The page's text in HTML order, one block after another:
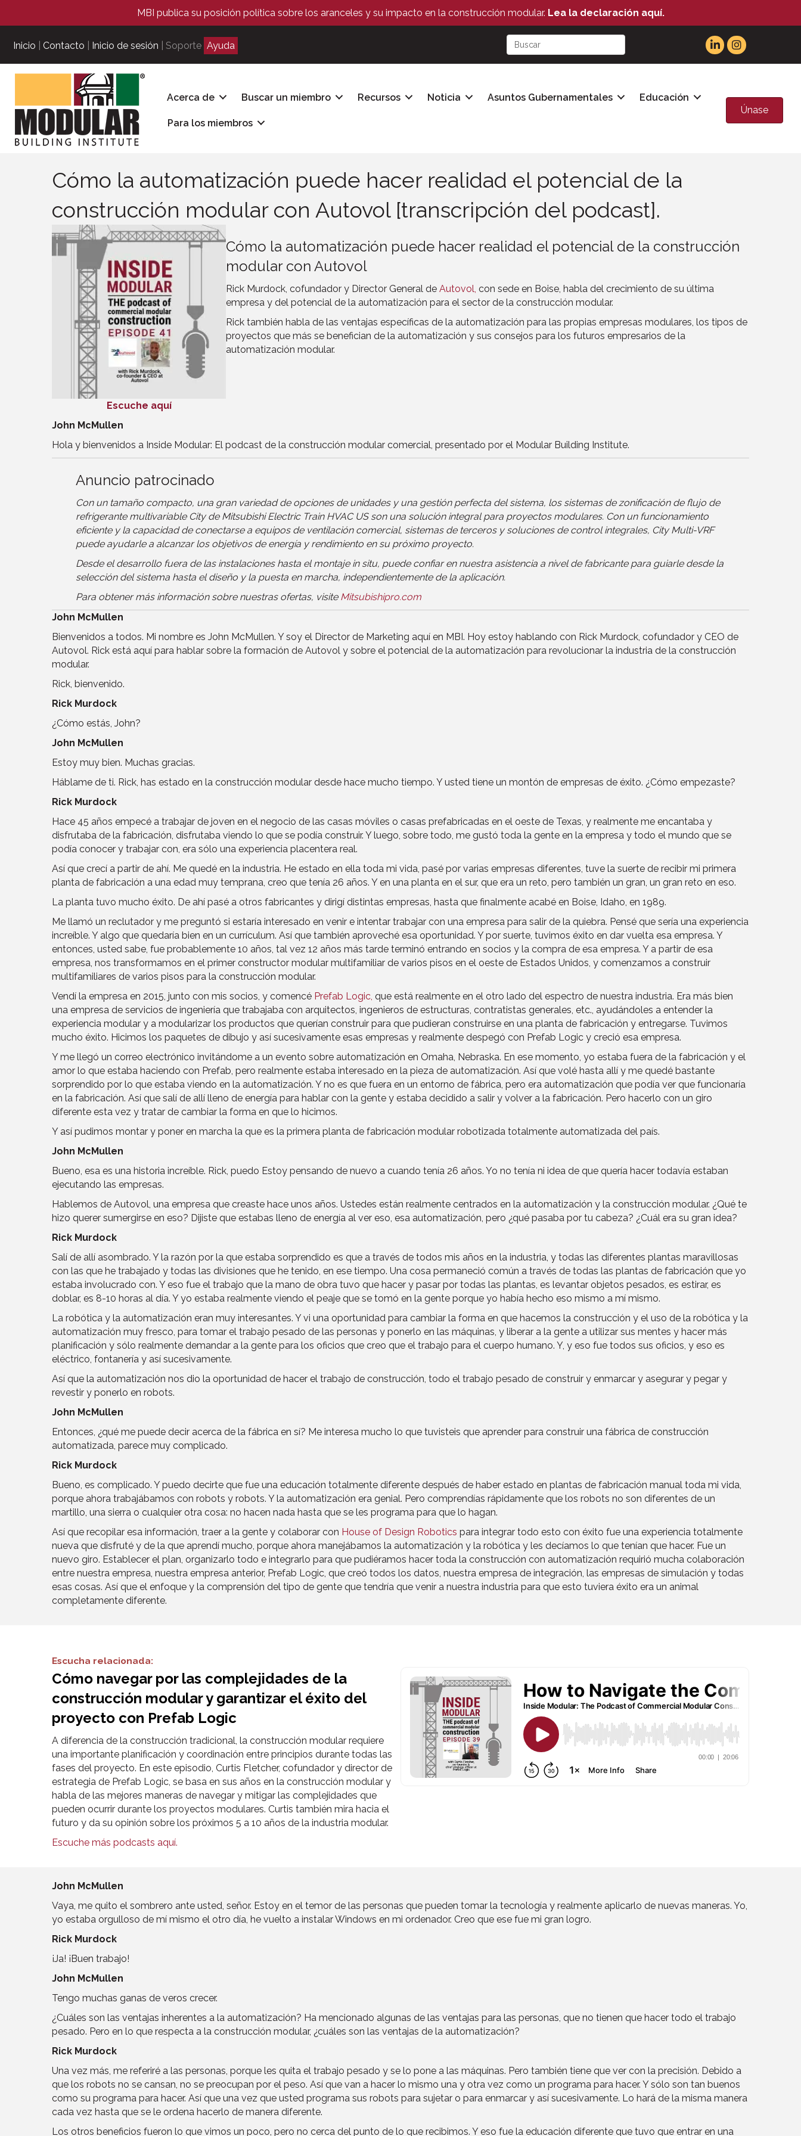
MBI publica su posición política sobre los aranceles y su impacto en la construcción modular. Lea la declaración aquí.
Inicio Contacto Inicio de sesión | Soporte Ayuda
Acerca de Buscar un miembro Recursos Noticia Asuntos Gubernamentales Educación
Para los miembros
Únase
Cómo la automatización puede hacer realidad el potencial de la
construcción modular con Autovol [transcripción del podcast].
Escuche aquí
Cómo la automatización puede hacer realidad el potencial de la construcción
modular con Autovol
Rick Murdock, cofundador y Director General deAutovol, con sede en Boise, habla del crecimiento de su última
empresa y del potencial de la automatización para el sector de la construcción modular.
Rick también habla de las ventajas específicas de la automatización para las propias empresas modulares, los tipos de
proyectos que más se benefician de la automatización y sus consejos para los futuros empresarios de la
automatización modular.
John McMullen
Hola y bienvenidos a Inside Modular: El podcast de la construcción modular comercial, presentado por el Modular Building Institute.
Anuncio patrocinado
Con un tamaño compacto, una gran variedad de opciones de unidades y una gestión perfecta del sistema, los sistemas de zonificación de flujo de
refrigerante multivariable City de Mitsubishi Electric Train HVAC US son una solución integral para proyectos modulares. Con un funcionamiento
eficiente y la capacidad de conectarse a equipos de ventilación comercial, sistemas de terceros y soluciones de control integrales, City Multi-VRF
puede ayudarle a alcanzar los objetivos de energía y rendimiento en su próximo proyecto.
Desde el desarrollo fuera de las instalaciones hasta el montaje in situ, puede confiar en nuestra asistencia a nivel de fabricante para guiarle desde la
selección del sistema hasta el diseño y la puesta en marcha, independientemente de la aplicación.
Para obtener más información sobre nuestras ofertas, visite Mitsubishipro.com
John McMullen
Bienvenidos a todos. Mi nombre es John McMullen. Y soy el Director de Marketing aquí en MBI. Hoy estoy hablando con Rick Murdock, cofundador y CEO de
Autovol. Rick está aquí para hablar sobre la formación de Autovol y sobre el potencial de la automatización para revolucionar la industria de la construcción
modular.
Rick, bienvenido.
Rick Murdock
¿Cómo estás, John?
John McMullen
Estoy muy bien. Muchas gracias.
Háblame de ti. Rick, has estado en la construcción modular desde hace mucho tiempo. Y usted tiene un montón de empresas de éxito. ¿Cómo empezaste?
Rick Murdock
Hace 45 años empecé a trabajar de joven en el negocio de las casas móviles o casas prefabricadas en el oeste de Texas, y realmente me encantaba y
disfrutaba de la fabricación, disfrutaba viendo lo que se podía construir. Y luego, sobre todo, me gustó toda la gente en la empresa y todo el mundo que se
podía conocer y trabajar con, era sólo una experiencia placentera real.
Así que crecí a partir de ahí. Me quedé en la industria. He estado en ella toda mi vida, pasé por varias empresas diferentes, tuve la suerte de recibir mi primera
planta de fabricación a una edad muy temprana, creo que tenía 26 años. Y en una planta en el sur, que era un reto, pero también un gran, un gran reto en eso.
La planta tuvo mucho éxito. De ahí pasé a otros fabricantes y dirigí distintas empresas, hasta que finalmente acabé en Boise, Idaho, en 1989.
Me llamó un reclutador y me preguntó si estaría interesado en venir e intentar trabajar con una empresa para salir de la quiebra. Pensé que sería una experiencia
increíble. Y algo que quedaría bien en un currículum. Así que también aproveché esa oportunidad. Y por suerte, tuvimos éxito en dar vuelta esa empresa. Y
entonces, usted sabe, fue probablemente 10 años, tal vez 12 años más tarde terminó entrando en socios y la compra de esa empresa. Y a partir de esa
empresa, nos transformamos en el primer constructor modular multifamiliar de varios pisos en el oeste de Estados Unidos, y comenzamos a construir
multifamiliares de varios pisos para la construcción modular.
Vendí la empresa en 2015, junto con mis socios, y comencé Prefab Logic, que está realmente en el otro lado del espectro de nuestra industria. Era más bien
una empresa de servicios de ingeniería que trabajaba con arquitectos, ingenieros de estructuras, contratistas generales, etc., ayudándoles a entender la
experiencia modular y a modularizar los productos que querían construir para que pudieran construirse en una planta de fabricación y entregarse. Tuvimos
mucho éxito. Hicimos los paquetes de dibujo y así sucesivamente esas empresas y realmente despegó con Prefab Logic y creció esa empresa.
Y me llegó un correo electrónico invitándome a un evento sobre automatización en Omaha, Nebraska. En ese momento, yo estaba fuera de la fabricación y el
amor lo que estaba haciendo con Prefab, pero realmente estaba interesado en la pieza de automatización. Así que volé hasta allí y me quedé bastante
sorprendido por lo que estaba viendo en la automatización. Y no es que fuera en un entorno de fábrica, pero era automatización que podía ver que funcionaría
en la fabricación. Así que salí de allí lleno de energía para hablar con la gente y estaba decidido a salir y volver a la fabricación. Pero hacerlo con un giro
diferente esta vez y tratar de cambiar la forma en que lo hicimos.
Y así pudimos montar y poner en marcha la que es la primera planta de fabricación modular robotizada totalmente automatizada del país.
John McMullen
Bueno, esa es una historia increíble. Rick, puedo Estoy pensando de nuevo a cuando tenía 26 años. Yo no tenía ni idea de que quería hacer todavía estaban
ejecutando las empresas.
Hablemos de Autovol, una empresa que creaste hace unos años. Ustedes están realmente centrados en la automatización y la construcción modular. ¿Qué te
hizo querer sumergirse en eso? Dijiste que estabas lleno de energía al ver eso, esa automatización, pero ¿qué pasaba por tu cabeza? ¿Cuál era su gran idea?
Rick Murdock
Salí de allí asombrado. Y la razón por la que estaba sorprendido es que a través de todos mis años en la industria, y todas las diferentes plantas maravillosas
con las que he trabajado y todas las divisiones que he tenido, en ese tiempo. Una cosa permaneció común a través de todas las plantas de fabricación que yo
estaba involucrado con. Y eso fue el trabajo que la mano de obra tuvo que hacer y pasar por todas las plantas, es levantar objetos pesados, es estirar, es
doblar, es 8-10 horas al día. Y yo estaba realmente viendo el peaje que se tomó en la gente porque yo había hecho eso mismo a mí mismo.
La robótica y la automatización eran muy interesantes. Y vi una oportunidad para cambiar la forma en que hacemos la construcción y el uso de la robótica y la
automatización muy fresco, para tomar el trabajo pesado de las personas y ponerlo en las máquinas, y liberar a la gente a utilizar sus mentes y hacer más
planificación y sólo realmente demandar a la gente para los oficios que creo que el trabajo para el cuerpo humano. Y, y eso fue todos sus oficios, y eso es
eléctrico, fontanería y así sucesivamente.
Así que la automatización nos dio la oportunidad de hacer el trabajo de construcción, todo el trabajo pesado de construir y enmarcar y asegurar y pegar y
revestir y ponerlo en robots.
John McMullen
Entonces, ¿qué me puede decir acerca de la fábrica en sí? Me interesa mucho lo que tuvisteis que aprender para construir una fábrica de construcción
automatizada, parece muy complicado.
Rick Murdock
Bueno, es complicado. Y puedo decirte que fue una educación totalmente diferente después de haber estado en plantas de fabricación manual toda mi vida,
porque ahora trabajábamos con robots y robots. Y la automatización era genial. Pero comprendías rápidamente que los robots no son diferentes de un
martillo, una sierra o cualquier otra cosa: no hacen nada hasta que se les programa para que lo hagan.
Así que recopilar esa información, traer a la gente y colaborar con House of Design Robotics para integrar todo esto con éxito fue una experiencia totalmente
nueva que disfruté y de la que aprendí mucho, porque ahora manejábamos la automatización y la robótica y les decíamos lo que tenían que hacer. Fue un
nuevo giro. Establecer el plan, organizarlo todo e integrarlo para que pudiéramos hacer toda la construcción con automatización requirió mucha colaboración
entre nuestra empresa, nuestra empresa anterior, Prefab Logic, que creó todos los datos, nuestra empresa de integración, las empresas de simulación y todas
esas cosas. Así que el enfoque y la comprensión del tipo de gente que tendría que venir a nuestra industria para que esto tuviera éxito era un animal
completamente diferente.
Escucha relacionada:
Cómo navegar por las complejidades de la
construcción modular y garantizar el éxito del
proyecto con Prefab Logic
A diferencia de la construcción tradicional, la construcción modular requiere
una importante planificación y coordinación entre principios durante todas las
fases del proyecto. En este episodio, Curtis Fletcher, cofundador y director de
estrategia de Prefab Logic, se basa en sus años en la construcción modular y
habla de las mejores maneras de navegar y mitigar las complejidades que
pueden ocurrir durante los proyectos modulares. Curtis también mira hacia el
futuro y da su opinión sobre los próximos 5 a 10 años de la industria modular.
Escuche más podcasts aquí.
John McMullen
Vaya, me quito el sombrero ante usted, señor. Estoy en el temor de las personas que pueden tomar la tecnología y realmente aplicarlo de nuevas maneras. Yo,
yo estaba orgulloso de mí mismo el otro día, he vuelto a instalar Windows en mi ordenador. Creo que ese fue mi gran logro.
Rick Murdock
¡Ja! ¡Buen trabajo!
John McMullen
Tengo muchas ganas de veros crecer.
¿Cuáles son las ventajas inherentes a la automatización? Ha mencionado algunas de las ventajas para las personas, que no tienen que hacer todo el trabajo
pesado. Pero en lo que respecta a la construcción modular, ¿cuáles son las ventajas de la automatización?
Rick Murdock
Una vez más, me referiré a las personas, porque les quita el trabajo pesado y se lo pone a las máquinas. Pero también tiene que ver con la precisión. Debido a
que los robots no se cansan, no se preocupan por el peso. Así que van a hacer lo mismo una y otra vez como un programa para hacer. Y sólo son tan buenos
como su programa para hacer. Así que una vez que usted programa sus robots para sujetar o para enmarcar y así sucesivamente. Lo hará de la misma manera
cada vez hasta que se le ordena hacerlo de manera diferente.
Los otros beneficios fueron lo que vimos un poco, pero no cerca del punto de lo que recibimos. Y eso fue la educación diferente que tuvo que entrar en una